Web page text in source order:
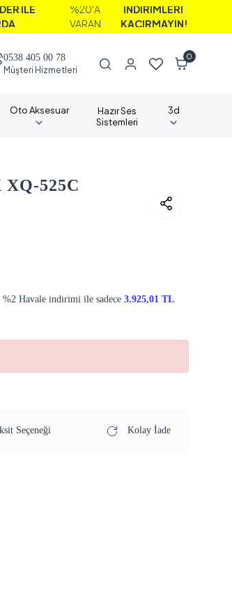
%20'A
İNDİRİMLERİ
KAÇIRMAYIN!
0538 405 00 78
Müşteri Hizmetleri
0
Oto Aksesuar
Hazır Ses
Sistemleri
3d
525C
%2 Havale indirimi ile sadece 3.925,01 TL
Seçeneği Kolay İade